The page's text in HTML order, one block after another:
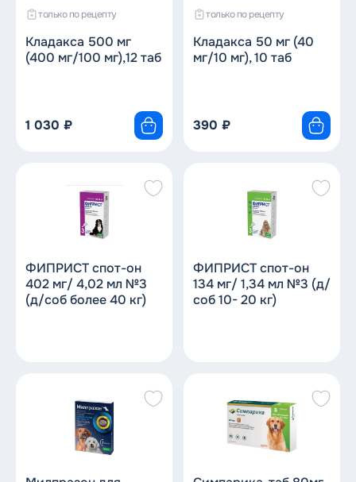
только по рецепту
Кладакса 500 мг
(400 мг/100 мг),12 таб
1 030 ₽
только по рецепту
Кладакса 50 мг (40
мг/10 мг), 10 таб
390 ₽
ФИПРИСТ спот-он
402 мг/ 4,02 мл №3
(д/соб более 40 кг)
ФИПРИСТ спот-он
134 мг/ 1,34 мл №3 (д/
соб 10- 20 кг)